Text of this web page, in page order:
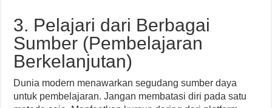
3. Pelajari dari Berbagai
Sumber (Pembelajaran
Berkelanjutan)
Dunia modern menawarkan segudang sumber daya
untuk pembelajaran. Jangan membatasi diri pada satu